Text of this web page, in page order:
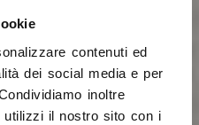
contenuti ed
dei social media e per
inoltre
utilizzi il nostro sito con i